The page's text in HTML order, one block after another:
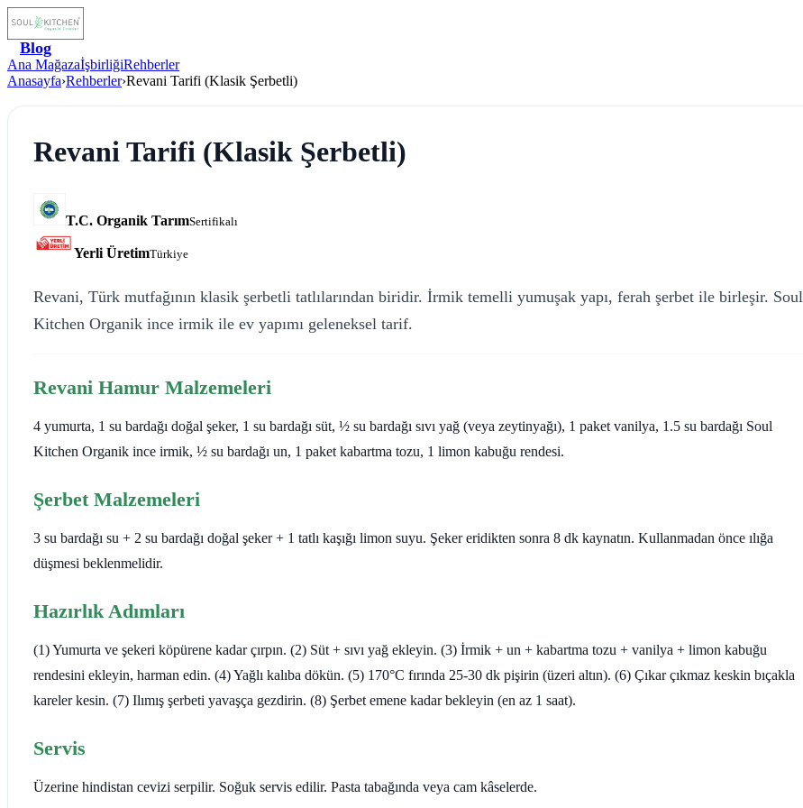
Blog
Ana MağazaİşbirliğiRehberler
Anasayfa›Rehberler›Revani Tarifi (Klasik Şerbetli)
Revani Tarifi (Klasik Şerbetli)
T.C. Organik TarımSertifikalı
Yerli ÜretimTürkiye
Revani, Türk mutfağının klasik şerbetli tatlılarından biridir. İrmik temelli yumuşak yapı, ferah şerbet ile birleşir. Soul
Kitchen Organik ince irmik ile ev yapımı geleneksel tarif.
Revani Hamur Malzemeleri
4 yumurta, 1 su bardağı doğal şeker, 1 su bardağı süt, ½ su bardağı sıvı yağ (veya zeytinyağı), 1 paket vanilya, 1.5 su bardağı Soul
Kitchen Organik ince irmik, ½ su bardağı un, 1 paket kabartma tozu, 1 limon kabuğu rendesi.
Şerbet Malzemeleri
3 su bardağı su + 2 su bardağı doğal şeker + 1 tatlı kaşığı limon suyu. Şeker eridikten sonra 8 dk kaynatın. Kullanmadan önce ılığa
düşmesi beklenmelidir.
Hazırlık Adımları
(1) Yumurta ve şekeri köpürene kadar çırpın. (2) Süt + sıvı yağ ekleyin. (3) İrmik + un + kabartma tozu + vanilya + limon kabuğu
rendesini ekleyin, harman edin. (4) Yağlı kalıba dökün. (5) 170°C fırında 25-30 dk pişirin (üzeri altın). (6) Çıkar çıkmaz keskin bıçakla
kareler kesin. (7) Ilımış şerbeti yavaşça gezdirin. (8) Şerbet emene kadar bekleyin (en az 1 saat).
Servis
Üzerine hindistan cevizi serpilir. Soğuk servis edilir. Pasta tabağında veya cam kâselerde.